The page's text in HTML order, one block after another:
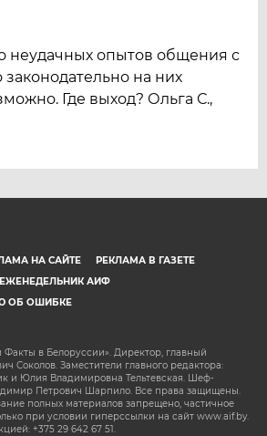
неудачных опытов общения с
на них
Где выход? Ольга С.,
НА САЙТЕ
РЕКЛАМА В ГАЗЕТЕ
АИФ
ОБ ОШИБКЕ
в Белоруссии». Директор, главный
Соколов. Заместители главного редактора:
и Юлия Владимировна Тельтевская. Шеф-
Петрович Шарпило. Все права защищены.
полных материалов запрещено, частичное
при условии гиперссылки на сайт www.aif.by.
+375 29 642 67 51.